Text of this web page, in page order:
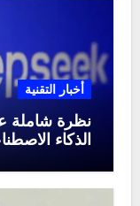
أخبار التقنية
نظرة شاملة
الذكاء